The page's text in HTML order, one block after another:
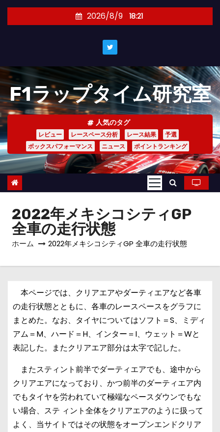
キ
ッ
プ
2026/8/9 18:21
F1ラップタイム研究室
人気のタグ
レビュー レースペース分析 レース結果
予選
ボックスパフォーマンス
ニュース ポイントランキング
2022年メキシコシティGP
全車の走行状態
ホーム 2022年メキシコシティGP 全車の走行状態
本ページでは、クリアエアやダーティエアなど各車
の走行状態とともに、各車のレースペースをグラフに
まとめた。なお、タイヤについてはソフト＝S、ミディ
アム＝M、ハード＝H、インター＝I、ウェット＝Wと
表記した。またクリアエア部分は太字で記した。
またスティント前半でダーティエアでも、途中から
クリアエアになっており、かつ前半のダーティエア内
でもタイヤを労われていて極端なペースダウンでもな
い場合、ステ ィント全体をクリアエアのように扱って
よく、当サイトではその状態をオープンエンドクリア